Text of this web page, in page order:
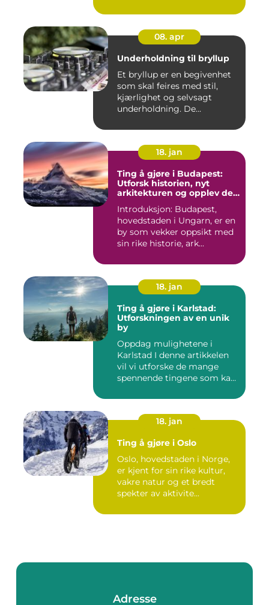
08. apr
Underholdning til bryllup
Et bryllup er en begivenhet
som skal feires med stil,
kjærlighet og selvsagt
underholdning. De...
18. jan
Ting å gjøre i Budapest:
Utforsk historien, nyt
arkitekturen og opplev det
Introduksjon: Budapest,
hovedstaden i Ungarn, er en
by som vekker oppsikt med
sin rike historie, ark...
18. jan
Ting å gjøre i Karlstad:
Utforskningen av en unik
by
Oppdag mulighetene i
Karlstad I denne artikkelen
vil vi utforske de mange
spennende tingene som kan
18. jan
Ting å gjøre i Oslo
Oslo, hovedstaden i Norge,
er kjent for sin rike kultur,
vakre natur og et bredt
spekter av aktivite...
Adresse